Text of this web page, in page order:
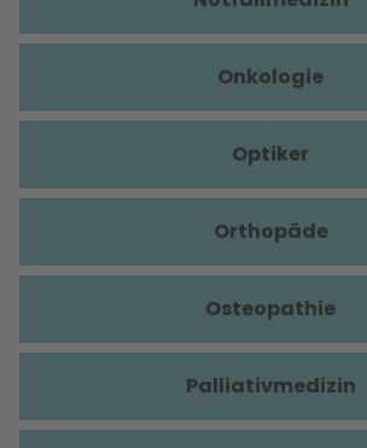
Onkologie
Optiker
Orthopäde
Osteopathie
Palliativmedizin